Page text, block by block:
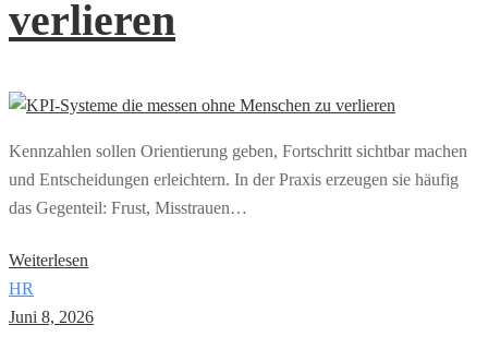
verlieren
Kennzahlen sollen Orientierung geben, Fortschritt sichtbar machen
und Entscheidungen erleichtern. In der Praxis erzeugen sie häufig
das Gegenteil: Frust, Misstrauen…
Weiterlesen
HR
Juni 8, 2026